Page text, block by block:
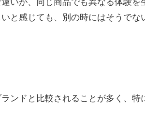
と感じても、別の時にはそうで
ンドと比較されることが多く、